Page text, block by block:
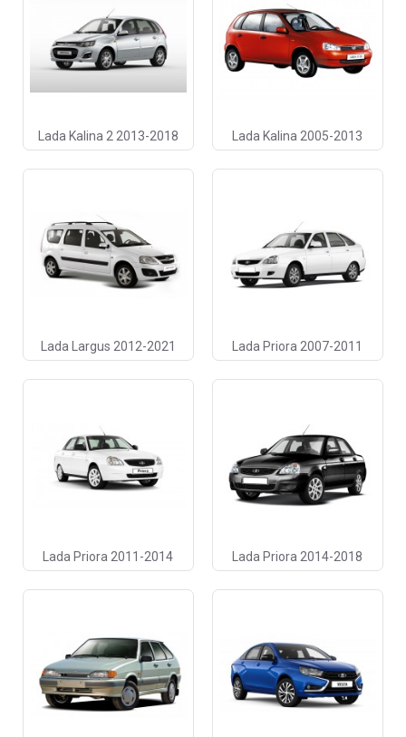
Lada Kalina 2 2013-2018 Lada Kalina 2005-2013
Lada Largus 2012-2021 Lada Priora 2007-2011
Lada Priora 2011-2014 Lada Priora 2014-2018